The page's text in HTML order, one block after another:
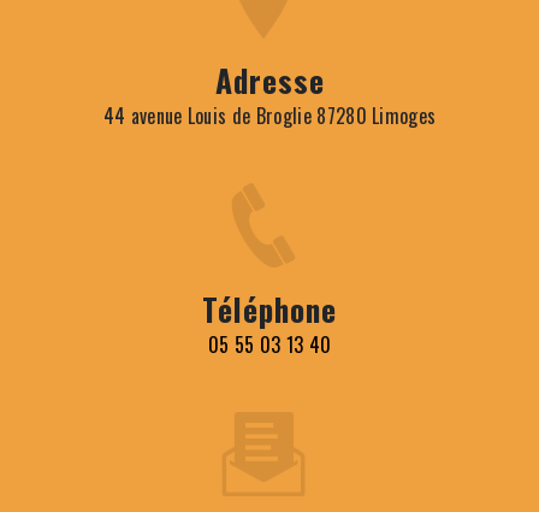
Adresse
44 avenue Louis de Broglie 87280 Limoges
Téléphone
05 55 03 13 40